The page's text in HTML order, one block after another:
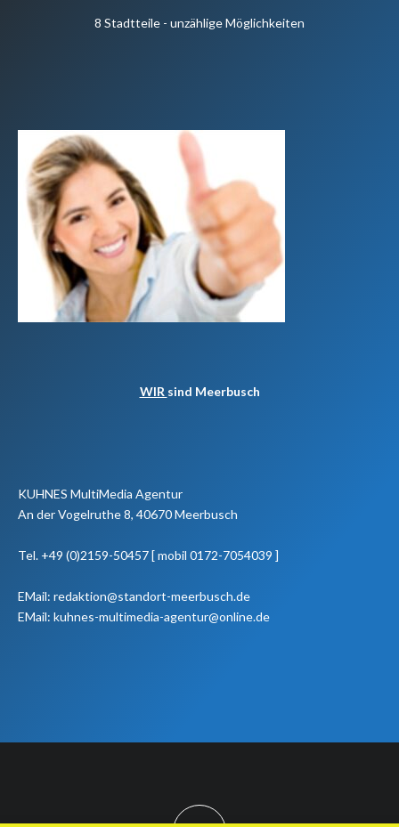
8 Stadtteile - unzählige Möglichkeiten
WIR sind Meerbusch
KUHNES MultiMedia Agentur
An der Vogelruthe 8, 40670 Meerbusch
Tel. +49 (0)2159-50457 [ mobil 0172-7054039 ]
EMail: redaktion@standort-meerbusch.de
EMail: kuhnes-multimedia-agentur@online.de